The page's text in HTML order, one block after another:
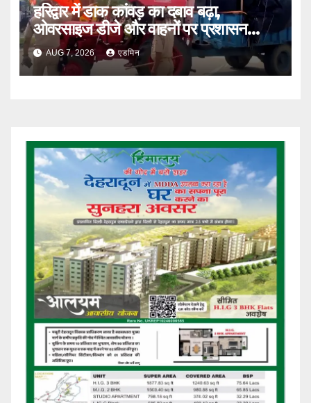
हरिद्वार में डाक कांवड़ का दबाव बढ़ा,
ओवरसाइज डीजे और वाहनों पर प्रशासन
सख्तAUG 7, 2026 एडमिन